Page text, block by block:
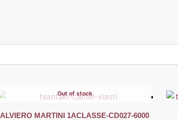
Out of stock
ALVIERO MARTINI 1ACLASSE-CD027-6000